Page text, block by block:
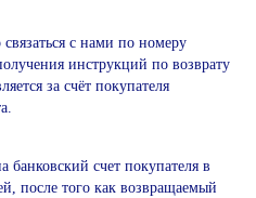
с нами по номеру
инструкций по возврату
за счёт покупателя
банковский счет покупателя в
после того как возвращаемый